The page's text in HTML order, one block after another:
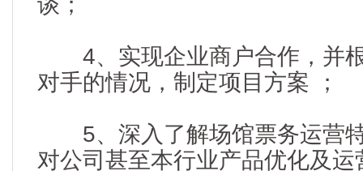
4、实现企业商户合作，并
对手的情况，制定项目方案 ；
5、深入了解场馆票务运营
对公司甚至本行业产品优化及运